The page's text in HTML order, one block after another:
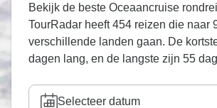
Bekijk de beste Oceaancruise
TourRadar heeft 454 reizen die naar
verschillende landen gaan. De
dagen lang, en de langste zijn 55
Selecteer datum